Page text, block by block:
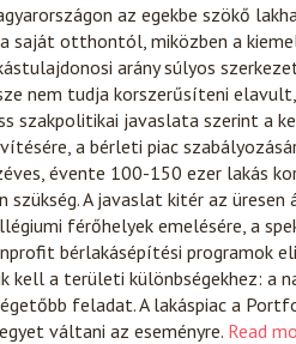
az egekbe szökő
saját otthontól, miközben a
arány súlyos
nem tudja korszerűsíteni
szakpolitikai javaslata szerint a
a bérleti piac
évente 100-150 ezer lakás
szükség. A javaslat kitér az
férőhelyek emelésére, a
bérlakásépítési programok
kell a területi különbségekhez: a
feladat. A lakáspiac a
váltani az eseményre. Read